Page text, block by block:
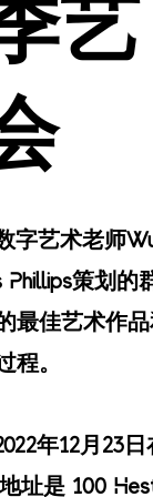
艺
字艺术老师
Phillips策划的
最佳艺术作品
程。
年12月23日
址是 100